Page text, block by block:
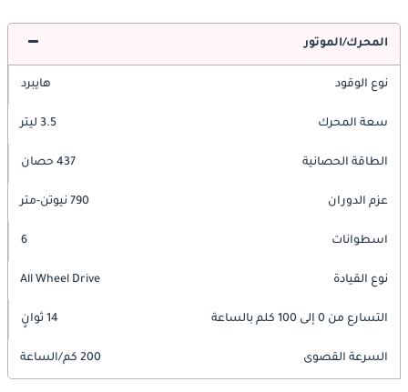
المحرك/الموتور
نوع الوقود هايبرد
سعة المحرك 3.5 ليتر
الطاقة الحصانية 437 حصان
عزم الدوران 790 نيوتن-متر
اسطوانات 6
نوع القيادة All Wheel Drive
التسارع من 0 إلى 100 كلم بالساعة 14 ثوانٍ
السرعة القصوى 200 كم/الساعة